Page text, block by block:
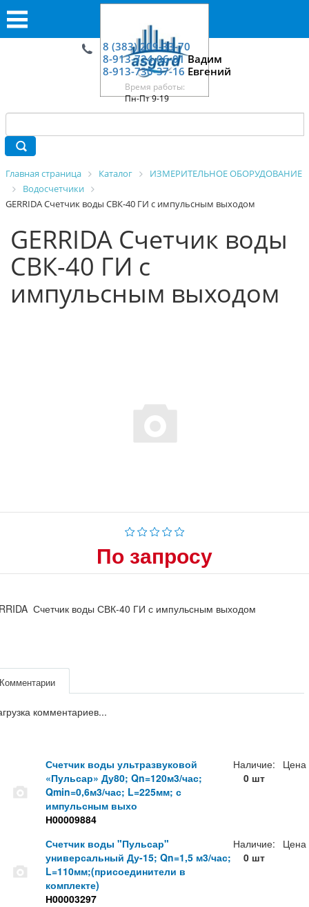
8 (383) 209-33-70
8-913-724-06-01Вадим
8-913-730-37-16 Евгений
Время работы:
Пн-Пт 9-19
Главная страница Каталог
ИЗМЕРИТЕЛЬНОЕ ОБОРУДОВАНИЕ
Водосчетчики
GERRIDA Счетчик воды СВК-40 ГИ с импульсным выходом
GERRIDA Счетчик воды
СВК-40 ГИ с
импульсным выходом
По запросу
Счетчик воды СВК-40 ГИ с импульсным выходом
комментариев...
Счетчик воды ультразвуковой
«Пульсар» Ду80; Qn=120м3/час;
Qmin=0,6м3/час; L=225мм; с
импульсным выхо
Н00009884
Наличие:
0 шт
Цена
Счетчик воды "Пульсар"
универсальный Ду-15; Qn=1,5 м3/час;
L=110мм;(присоединители в
комплекте)
Н00003297
Наличие:
0 шт
Цена